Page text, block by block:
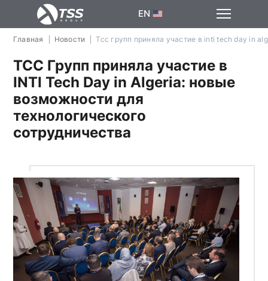
EN
Главная Новости Тсс групп приняла участие в inti tech day in
ТСС Групп приняла участие в
INTI Tech Day in Algeria: новые
возможности для
технологического
сотрудничества